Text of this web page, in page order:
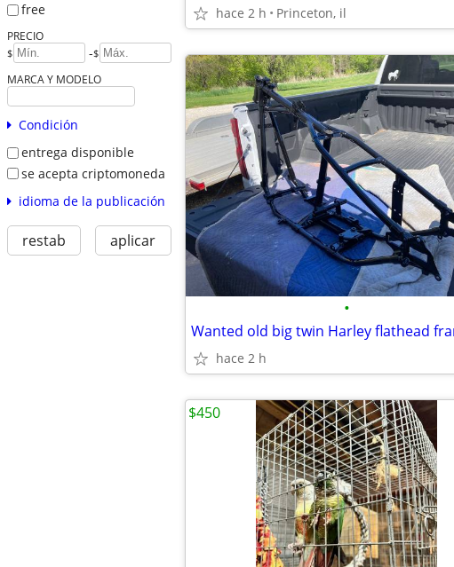
free
PRECIO
$ -$
MARCA Y MODELO
Condición
entrega disponible
se acepta criptomoneda
idioma de la publicación
restab aplicar
hace 2 h Princeton, il
•
hace 2 h
$450